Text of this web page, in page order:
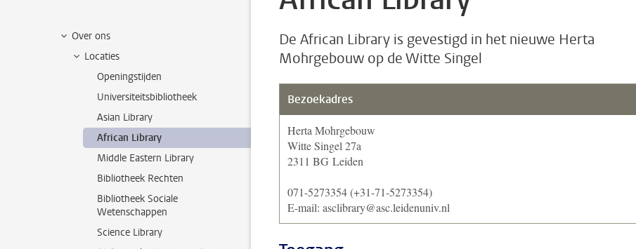
Over ons
Locaties
Openingstijden
Universiteitsbibliotheek
Asian Library
African Library
Middle Eastern Library
Bibliotheek Rechten
Bibliotheek Sociale
Wetenschappen
Science Library
De African Library is gevestigd in het nieuwe Herta
Mohrgebouw op de Witte Singel
Bezoekadres
Herta Mohrgebouw
Witte Singel 27a
2311 BG Leiden
071-5273354 (+31-71-5273354)
E-mail: asclibrary@asc.leidenuniv.nl